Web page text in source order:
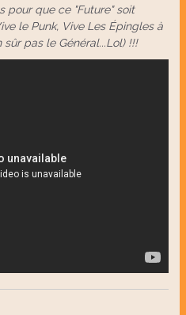
pour que ce "Future" soit
le Punk, Vive Les Épingles à
pas le Général...Lol) !!!